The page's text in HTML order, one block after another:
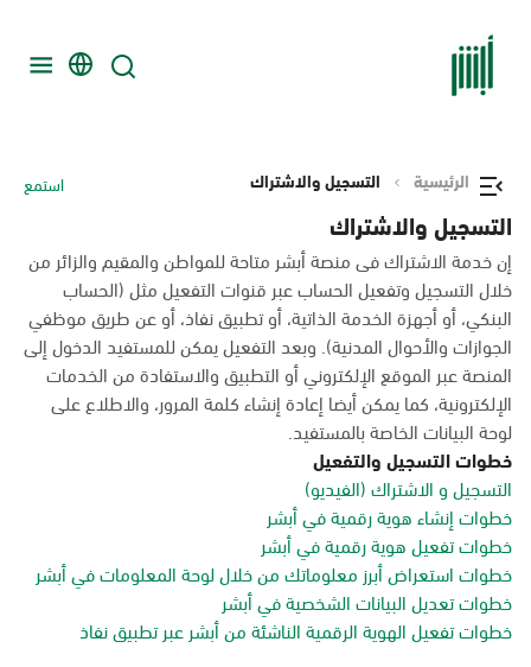
الرئيسية التسجيل والاشتراك استمع
التسجيل والاشتراك
إن خدمة الاشتراك فى منصة أبشر متاحة للمواطن والمقيم والزائر من
خلال التسجيل وتفعيل الحساب عبر قنوات التفعيل مثل (الحساب
البنكي، أو أجهزة الخدمة الذاتية، أو تطبيق نفاذ، أو عن طريق موظفي
الجوازات والأحوال المدنية). وبعد التفعيل يمكن للمستفيد الدخول إلى
المنصة عبر الموقع الإلكتروني أو التطبيق والاستفادة من الخدمات
الإلكترونية، كما يمكن أيضا إعادة إنشاء كلمة المرور، والاطلاع على
لوحة البيانات الخاصة بالمستفيد.
خطوات التسجيل والتفعيل
التسجيل و الاشتراك (الفيديو)
خطوات إنشاء هوية رقمية في أبشر
خطوات تفعيل هوية رقمية في أبشر
خطوات استعراض أبرز معلوماتك من خلال لوحة المعلومات في أبشر
خطوات تعديل البيانات الشخصية في أبشر
خطوات تفعيل الهوية الرقمية الناشئة من أبشر عبر تطبيق نفاذ